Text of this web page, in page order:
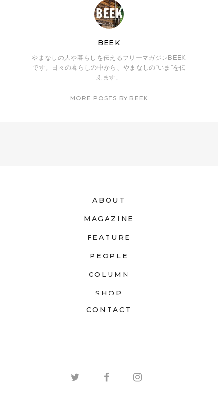
BEEK
やまなしの人や暮らしを伝えるフリーマガジンBEEK
です。日々の暮らしの中から、やまなしの“いま”を伝
えます。
MORE POSTS BY BEEK
ABOUT
MAGAZINE
FEATURE
PEOPLE
COLUMN
SHOP
CONTACT